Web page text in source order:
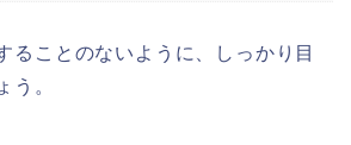
ることのないように、しっかり目
う。